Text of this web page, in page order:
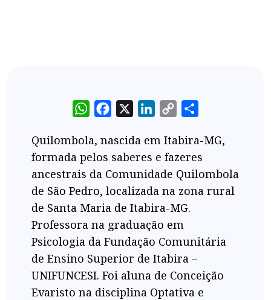
WhatsAppFacebook LinkedIn
Copy
Quilombola, nascida em Itabira-MG,
formada pelos saberes e fazeres
ancestrais da Comunidade Quilombola
de São Pedro, localizada na zona rural
de Santa Maria de Itabira-MG.
Professora na graduação em
Psicologia da Fundação Comunitária
de Ensino Superior de Itabira –
UNIFUNCESI. Foi aluna de Conceição
Evaristo na disciplina Optativa e